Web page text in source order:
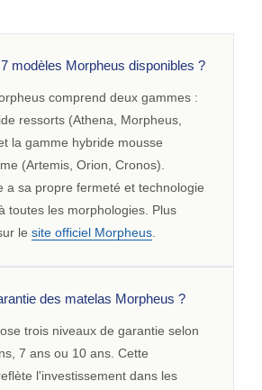
modèles Morpheus disponibles ?
comprend deux gammes :
ressorts (Athena, Morpheus,
la gamme hybride mousse
(Artemis, Orion, Cronos).
a sa propre fermeté et technologie
toutes les morphologies. Plus
lesite officiel Morpheus.
des matelas Morpheus ?
trois niveaux de garantie selon
7 ans ou 10 ans. Cette
l'investissement dans les